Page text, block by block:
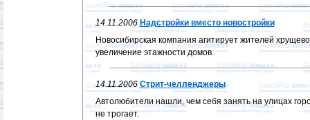
14.11.2006 Надстройки вместо новостройки
Новосибирская компания агитирует жителей
увеличение этажности домов.
14.11.2006 Стрит-челленджеры
Автолюбители нашли, чем себя занять на улицах
не трогает.